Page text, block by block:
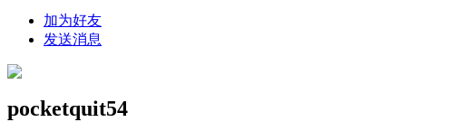
加为好友
发送消息
pocketquit54